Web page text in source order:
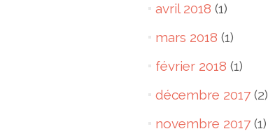
avril 2018 (1)
mars 2018 (1)
février 2018 (1)
décembre 2017(2)
novembre 2017(1)